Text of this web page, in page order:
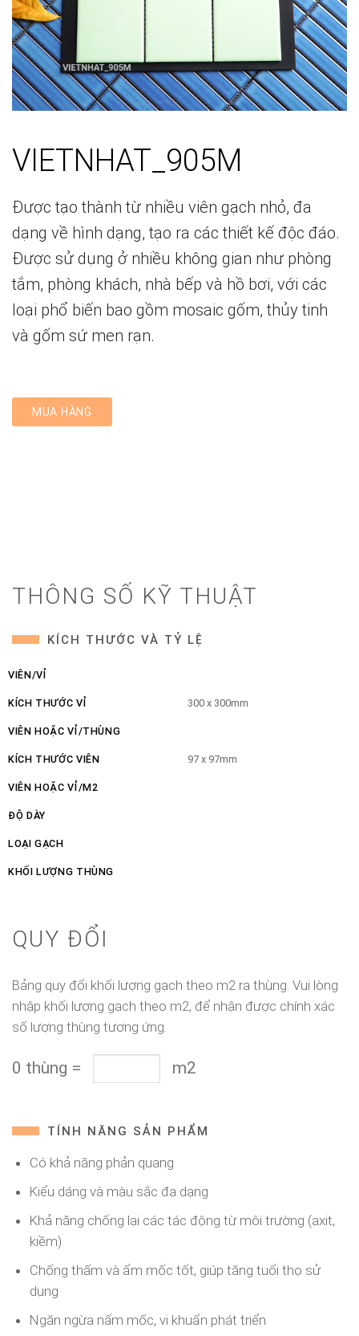
VIETNHAT_905M
Được tạo thành từ nhiều viên gạch nhỏ, đa
dạng về hình dạng, tạo ra các thiết kế độc đáo.
Được sử dụng ở nhiều không gian như phòng
tắm, phòng khách, nhà bếp và hồ bơi, với các
loại phổ biến bao gồm mosaic gốm, thủy tinh
và gốm sứ men rạn.
MUA HÀNG
THÔNG SỐ KỸ THUẬT
KÍCH THƯỚC VÀ TỶ LỆ
VIÊN/VỈ
KÍCH THƯỚC VỈ 300 x 300mm
VIÊN HOẶC VỈ/THÙNG
KÍCH THƯỚC VIÊN 97 x 97mm
VIÊN HOẶC VỈ/M2
ĐỘ DÀY
LOẠI GẠCH
KHỐI LƯỢNG THÙNG
QUY ĐỔI
Bảng quy đổi khối lượng gạch theo m2 ra thùng. Vui lòng
nhập khối lượng gạch theo m2, để nhận được chính xác
số lượng thùng tương ứng.
0 thùng = m2
TÍNH NĂNG SẢN PHẨM
Có khả năng phản quang
Kiểu dáng và màu sắc đa dạng
Khả năng chống lại các tác động từ môi trường (axit,
kiềm)
Chống thấm và ẩm mốc tốt, giúp tăng tuổi thọ sử
dụng
Ngăn ngừa nấm mốc, vi khuẩn phát triển